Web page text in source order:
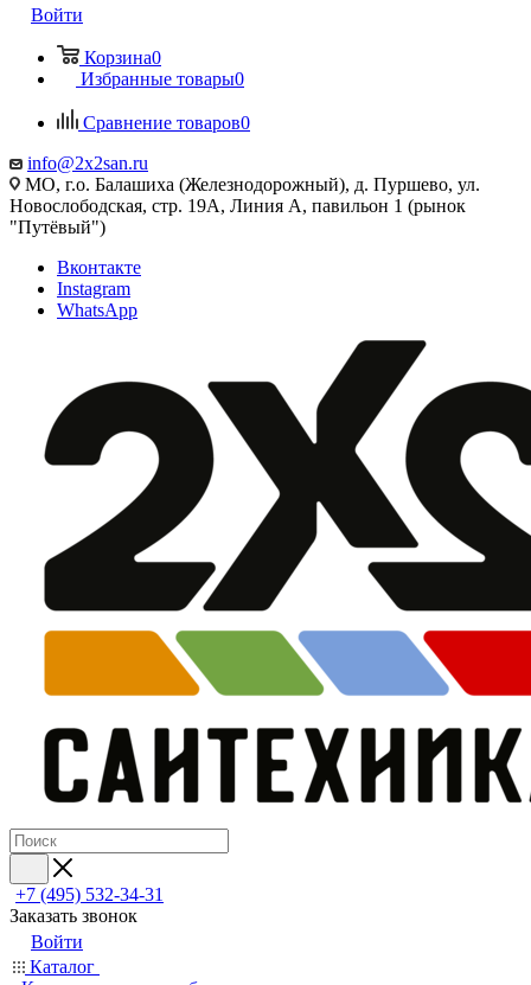
Войти
Корзина0
Избранные товары0
Сравнение товаров0
info@2x2san.ru
МО, г.о. Балашиха (Железнодорожный), д. Пуршево, ул.
Новослободская, стр. 19А, Линия А, павильон 1 (рынок
"Путёвый")
Вконтакте
Instagram
WhatsApp
+7 (495) 532‑34‑31
Заказать звонок
Войти
Каталог